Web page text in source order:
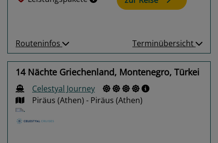
Routeninfos Terminübersicht
14 Nächte Griechenland, Montenegro, Türkei
Celestyal Journey
Piräus (Athen) - Piräus (Athen)